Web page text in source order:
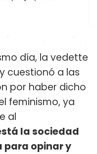
día, la vedette
cuestionó a las
por haber dicho
feminismo, ya
al
la sociedad
para opinar y